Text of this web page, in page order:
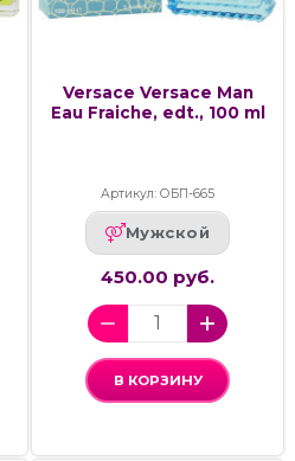
Versace Versace Man
Eau Fraiche, edt., 100 ml
Артикул: ОБП-665
Мужской
450.00 руб.
В КОРЗИНУ